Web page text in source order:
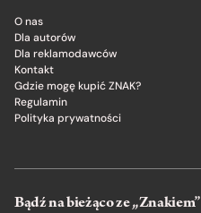
O nas
Dla autorów
Dla reklamodawców
Kontakt
Gdzie mogę kupić ZNAK?
Regulamin
Polityka prywatności
Bądź na bieżąco ze „Znakiem”